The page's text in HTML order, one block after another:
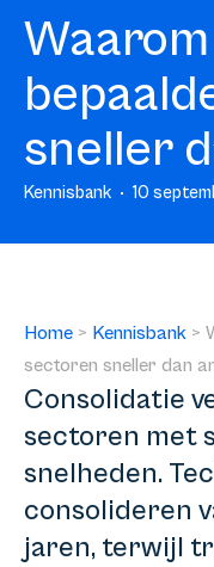
sneller
Kennisbank 10
Home > Kennisbank >
sectoren sneller dan
Consolidatie
sectoren met
snelheden.
consolideren
jaren, terwijl